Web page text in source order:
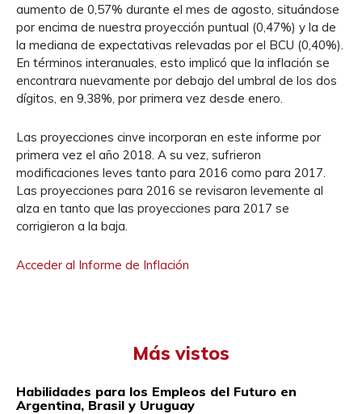
aumento de 0,57% durante el mes de agosto, situándose
por encima de nuestra proyección puntual (0,47%) y la de
la mediana de expectativas relevadas por el BCU (0,40%).
En términos interanuales, esto implicó que la inflación se
encontrara nuevamente por debajo del umbral de los dos
dígitos, en 9,38%, por primera vez desde enero.
Las proyecciones cinve incorporan en este informe por
primera vez el año 2018. A su vez, sufrieron
modificaciones leves tanto para 2016 como para 2017.
Las proyecciones para 2016 se revisaron levemente al
alza en tanto que las proyecciones para 2017 se
corrigieron a la baja.
Acceder al Informe de Inflación
Más vistos
Habilidades para los Empleos del Futuro en
Argentina, Brasil y Uruguay